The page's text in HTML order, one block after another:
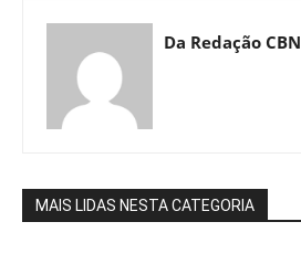
Da Redação CBN
MAIS LIDAS NESTA CATEGORIA